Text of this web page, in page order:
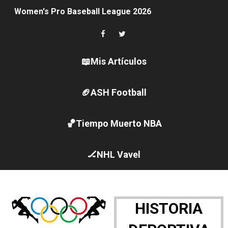
Women's Pro Baseball League 2026
Campeonato de Europa en aguas abiertas 2026
Campeonato de Europa de pentatlón moderno 2026
Canadá Open 2026
Mundial de MotoGP 2026 - GP Gran Bretaña
Canadian Elite Basketball League 2026 - Playoffs
Campeonato de Europa de high diving 2026 (París,
WWE NXT - Myles Borne y Tavion Heights ponen fin
📖Mis Artículos
🏈ASH Football
🏀Tiempo Muerto NBA
🏒NHL Vavel
HISTORIA